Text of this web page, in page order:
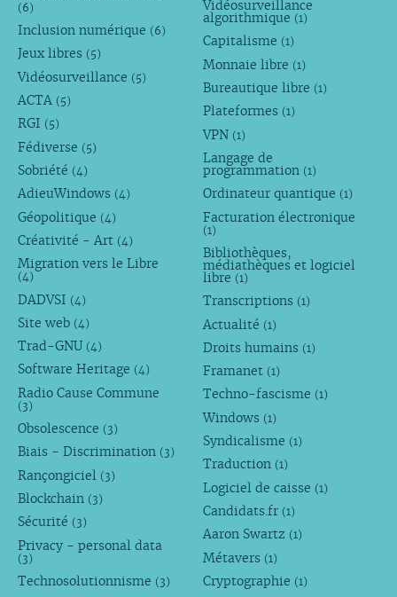
(6)
Inclusion numérique (6)
Jeux libres (5)
Vidéosurveillance (5)
ACTA (5)
RGI (5)
Fédiverse (5)
Sobriété (4)
AdieuWindows (4)
Géopolitique (4)
Créativité - Art (4)
Migration vers le Libre
(4)
DADVSI (4)
Site web (4)
Trad-GNU (4)
Software Heritage (4)
Radio Cause Commune
(3)
Obsolescence (3)
Biais - Discrimination (3)
Rançongiciel (3)
Blockchain (3)
Sécurité (3)
Privacy - personal data
(3)
Technosolutionnisme (3)
Vidéosurveillance
algorithmique (1)
Capitalisme (1)
Monnaie libre (1)
Bureautique libre (1)
Plateformes (1)
VPN (1)
Langage de
programmation (1)
Ordinateur quantique (1)
Facturation électronique
(1)
Bibliothèques,
médiathèques et logiciel
libre (1)
Transcriptions (1)
Actualité (1)
Droits humains (1)
Framanet (1)
Techno-fascisme (1)
Windows (1)
Syndicalisme (1)
Traduction (1)
Logiciel de caisse (1)
Candidats.fr (1)
Aaron Swartz (1)
Métavers (1)
Cryptographie (1)